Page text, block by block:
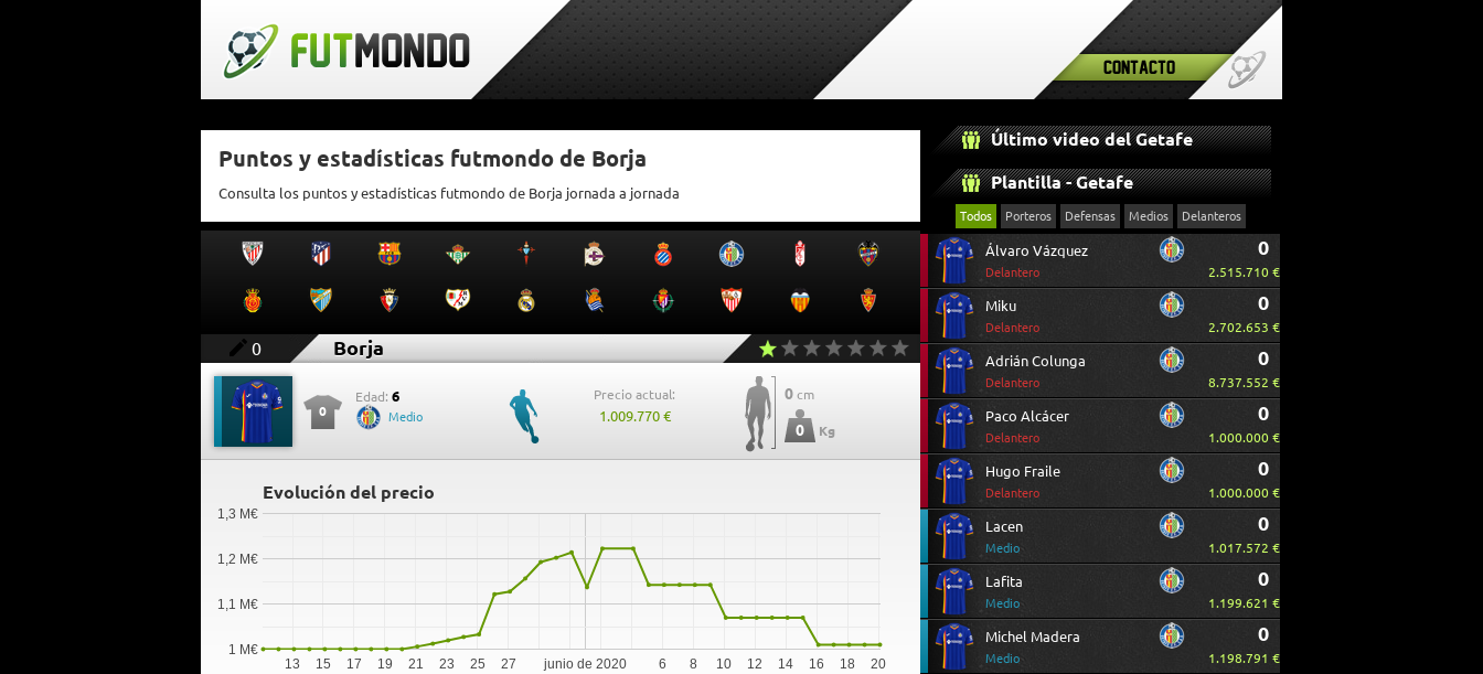
Contacto
Puntos y estadísticas futmondo de Borja
Consulta los puntos y estadísticas futmondo de Borja jornada a jornada
0 Borja
0
Edad: 6
Medio
Precio actual:
1.009.770 €
0 cm
0 Kg
Evolución del precio
junio de 2020
13 15 17 19 21 23 25 27 6 8 10 12 14 16 18 20
1 M€
1,1 M€
1,2 M€
1,3 M€
Último video del Getafe
Plantilla - Getafe
Todos Porteros Defensas Medios Delanteros
Álvaro Vázquez
Delantero
0
2.515.710 €
Miku
Delantero
0
2.702.653 €
Adrián Colunga
Delantero
0
8.737.552 €
Paco Alcácer
Delantero
0
1.000.000 €
Hugo Fraile
Delantero
0
1.000.000 €
Lacen
Medio
0
1.017.572 €
Lafita
Medio
0
1.199.621 €
Michel Madera
Medio
0
1.198.791 €